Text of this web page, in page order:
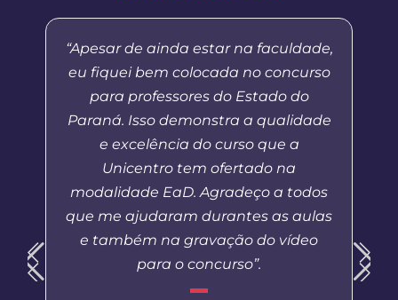
“Apesar de ainda estar na faculdade,
eu fiquei bem colocada no concurso
para professores do Estado do
Paraná. Isso demonstra a qualidade
e excelência do curso que a
Unicentro tem ofertado na
modalidade EaD. Agradeço a todos
que me ajudaram durantes as aulas
e também na gravação do vídeo
para o concurso”.